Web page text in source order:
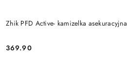
Zhik PFD Active- kamizelka asekuracyjna
Cena:
369.90